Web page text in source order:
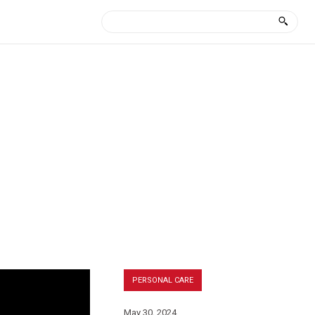
PERSONAL CARE
May 30, 2024